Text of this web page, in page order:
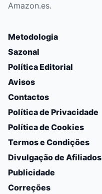
Amazon.es.
Metodologia
Sazonal
Política Editorial
Avisos
Contactos
Política de Privacidade
Política de Cookies
Termos e Condições
Divulgação de Afiliados
Publicidade
Correções